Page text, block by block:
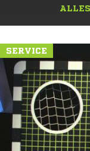
SERVICE